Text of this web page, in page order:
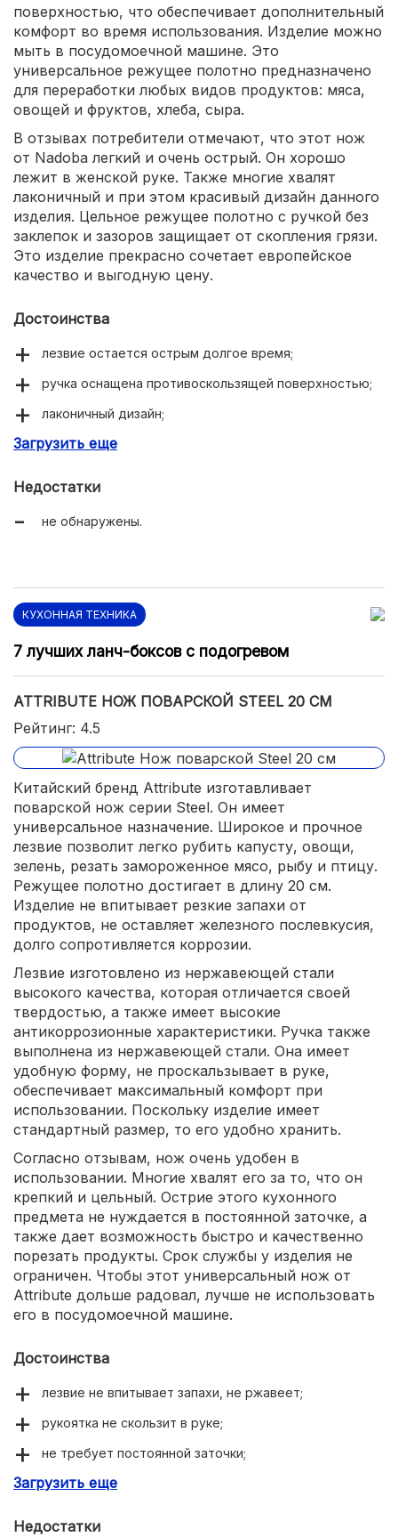
поверхностью, что обеспечивает дополнительный
комфорт во время использования. Изделие можно
мыть в посудомоечной машине. Это
универсальное режущее полотно предназначено
для переработки любых видов продуктов: мяса,
овощей и фруктов, хлеба, сыра.
В отзывах потребители отмечают, что этот нож
от Nadoba легкий и очень острый. Он хорошо
лежит в женской руке. Также многие хвалят
лаконичный и при этом красивый дизайн данного
изделия. Цельное режущее полотно с ручкой без
заклепок и зазоров защищает от скопления грязи.
Это изделие прекрасно сочетает европейское
качество и выгодную цену.
Достоинства
лезвие остается острым долгое время;
ручка оснащена противоскользящей поверхностью;
лаконичный дизайн;
можно мыть в посудомоечной машине;
Загрузить еще
Недостатки
не обнаружены.
КУХОННАЯ ТЕХНИКА
7 лучших ланч-боксов с подогревом
ATTRIBUTE НОЖ ПОВАРСКОЙ STEEL 20 СМ
Рейтинг: 4.5
Китайский бренд Attribute изготавливает
поварской нож серии Steel. Он имеет
универсальное назначение. Широкое и прочное
лезвие позволит легко рубить капусту, овощи,
зелень, резать замороженное мясо, рыбу и птицу.
Режущее полотно достигает в длину 20 см.
Изделие не впитывает резкие запахи от
продуктов, не оставляет железного послевкусия,
долго сопротивляется коррозии.
Лезвие изготовлено из нержавеющей стали
высокого качества, которая отличается своей
твердостью, а также имеет высокие
антикоррозионные характеристики. Ручка также
выполнена из нержавеющей стали. Она имеет
удобную форму, не проскальзывает в руке,
обеспечивает максимальный комфорт при
использовании. Поскольку изделие имеет
стандартный размер, то его удобно хранить.
Согласно отзывам, нож очень удобен в
использовании. Многие хвалят его за то, что он
крепкий и цельный. Острие этого кухонного
предмета не нуждается в постоянной заточке, а
также дает возможность быстро и качественно
порезать продукты. Срок службы у изделия не
ограничен. Чтобы этот универсальный нож от
Attribute дольше радовал, лучше не использовать
его в посудомоечной машине.
Достоинства
лезвие не впитывает запахи, не ржавеет;
рукоятка не скользит в руке;
не требует постоянной заточки;
быстро и качественно режет продукты.
Загрузить еще
Недостатки